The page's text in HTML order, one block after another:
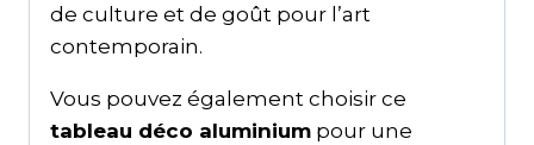
de culture et de goût pour l’art
contemporain.
Vous pouvez également choisir ce
tableau déco aluminium pour une